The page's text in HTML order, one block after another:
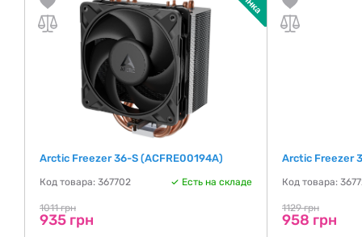
Arctic Freezer 36-S (ACFRE00194A)
Код товара: 367702 Есть на складе
1011 грн
935 грн
Arctic Freezer
Код товара:
1129 грн
958 грн